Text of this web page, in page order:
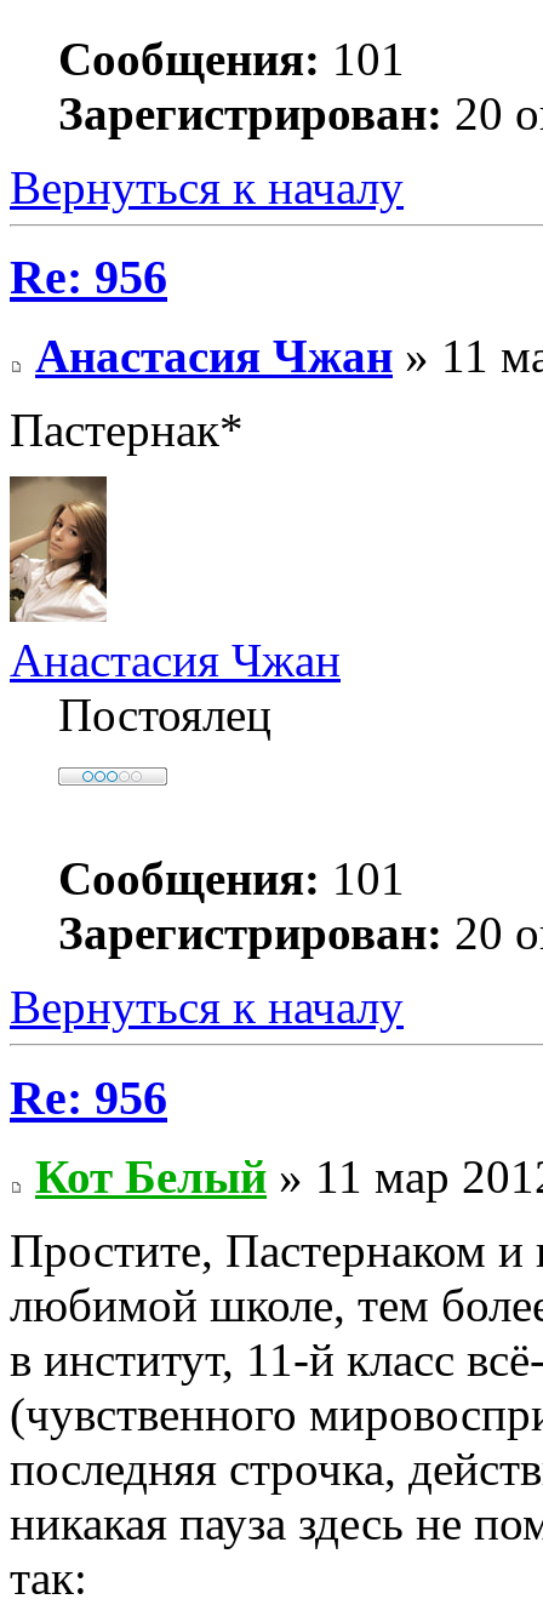
Сообщения: 101
Зарегистрирован: 20
Вернуться к началу
Re: 956
Анастасия Чжан » 11
Пастернак*
Анастасия Чжан
Постоялец
Сообщения: 101
Зарегистрирован: 20
Вернуться к началу
Re: 956
Кот Белый » 11 мар
Простите, Пастернаком и
любимой школе, тем
в институт, 11-й класс
(чувственного
последняя строчка,
никакая пауза здесь не
так: